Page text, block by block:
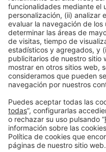
CONTINUAR LEYENDO